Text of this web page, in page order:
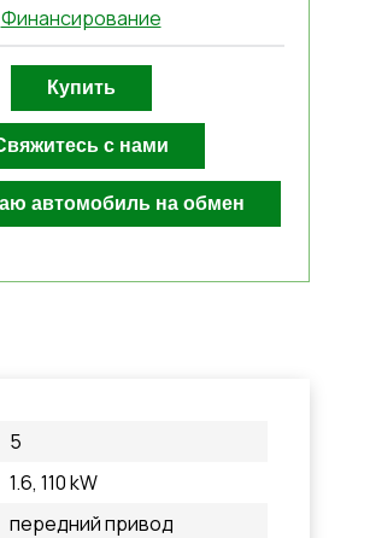
Финансирование
5
1.6, 110 kW
передний привод